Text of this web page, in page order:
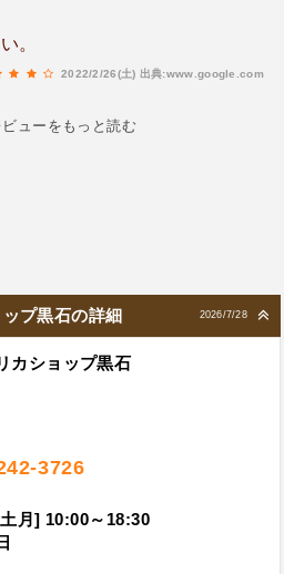
。
2022/2/26(土) 出典:www.google.com
ビューをもっと読む
2026/7/28
プ黒石の詳細
カショップ黒石
3726
月] 10:00～18:30